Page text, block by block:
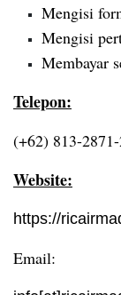
Mengisi
Mengisi
Membayar
Telepon:
(+62) 813-
Website:
https://
Email: